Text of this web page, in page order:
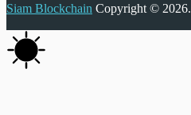
Siam Blockchain Copyright © 2026.